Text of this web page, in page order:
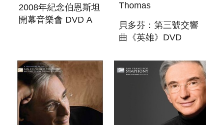
2008年紀念伯恩斯坦
開幕音樂會 DVD A
OPENING NIGHT
AT CARNEGI
Thomas
貝多芬：第三號交響
曲《英雄》DVD
BEETHOVEN S
EROICA